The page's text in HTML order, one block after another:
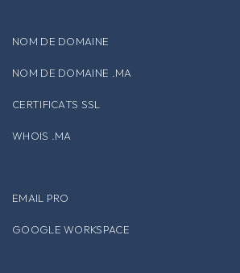
NOM DE DOMAINE
NOM DE DOMAINE .MA
CERTIFICATS SSL
WHOIS .MA
EMAIL PRO
GOOGLE WORKSPACE